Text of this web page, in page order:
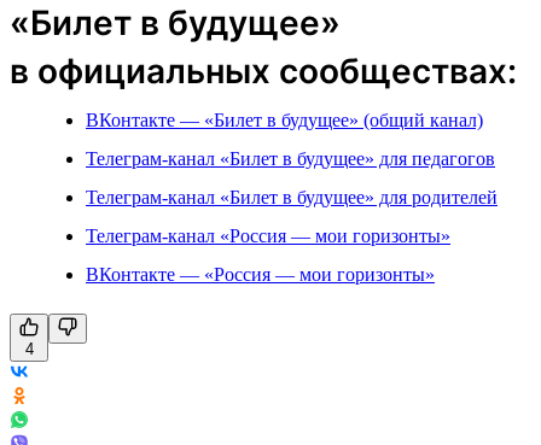
«Билет в будущее»
в официальных сообществах:
ВКонтакте — «Билет в будущее» (общий канал)
Телеграм-канал «Билет в будущее» для педагогов
Телеграм-канал «Билет в будущее» для родителей
Телеграм-канал «Россия — мои горизонты»
ВКонтакте — «Россия — мои горизонты»
4